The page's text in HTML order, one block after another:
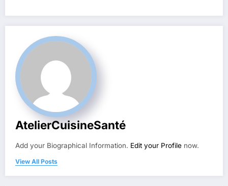
AtelierCuisineSanté
Add your Biographical Information. Edit your Profile now.
View All Posts